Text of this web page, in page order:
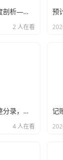
客户是个做了三
那一套，小林回
观点：
不要神
它是敲门砖，是
中国注会网，深度剖析——在这个充满变数的时代，CPA证书还是那把金钥匙吗？
2 人在看
以前年度损益调整分录，会计人的后悔药与资产负债表的时光机
4 人在看